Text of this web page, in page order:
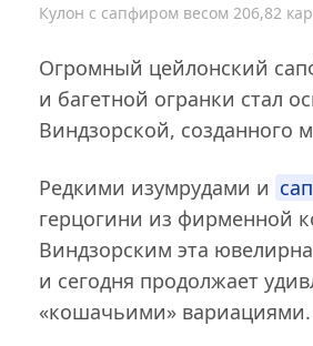
Кулон с сапфиром весом 206,82
Огромный цейлонский
и багетной огранки стал
Виндзорской, созданного
Редкими изумрудами и
герцогини из фирменной
Виндзорским эта
и сегодня продолжает
«кошачьими» вариациями.